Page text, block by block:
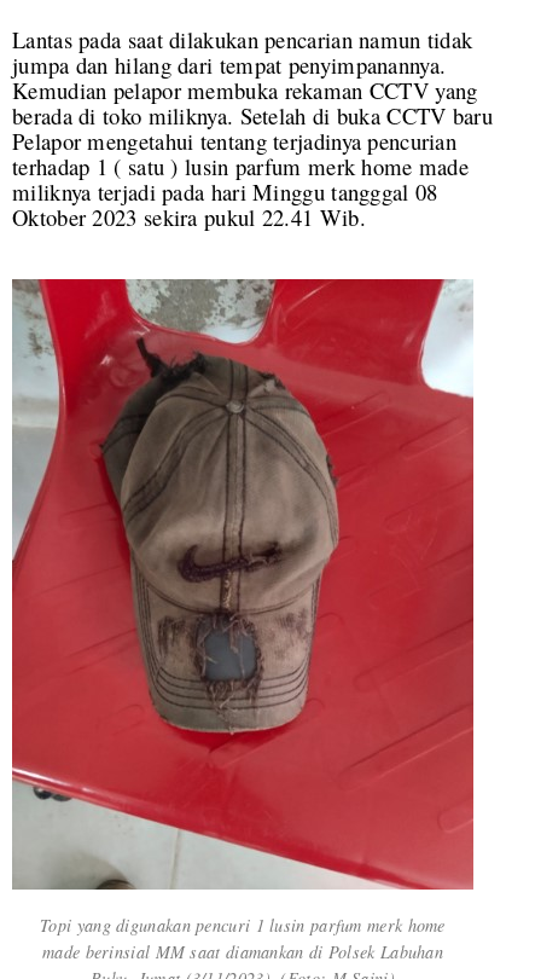
Lantas pada saat dilakukan pencarian namun tidak
jumpa dan hilang dari tempat penyimpanannya.
Kemudian pelapor membuka rekaman CCTV yang
berada di toko miliknya. Setelah di buka CCTV baru
Pelapor mengetahui tentang terjadinya pencurian
terhadap 1 ( satu ) lusin parfum merk home made
miliknya terjadi pada hari Minggu tangggal 08
Oktober 2023 sekira pukul 22.41 Wib.
Topi yang digunakan pencuri 1 lusin parfum merk home
made berinsial MM saat diamankan di Polsek Labuhan